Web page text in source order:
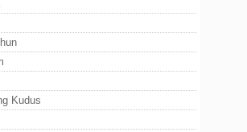
Kudus